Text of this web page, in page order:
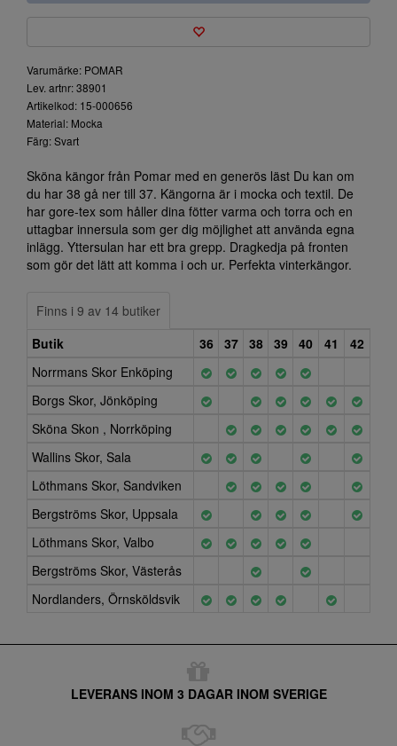
Varumärke: POMAR
Lev. artnr: 38901
Artikelkod: 15-000656
Material: Mocka
Färg: Svart
Sköna kängor från Pomar med en generös läst Du kan om
du har 38 gå ner till 37. Kängorna är i mocka och textil. De
har gore-tex som håller dina fötter varma och torra och en
uttagbar innersula som ger dig möjlighet att använda egna
inlägg. Yttersulan har ett bra grepp. Dragkedja på fronten
som gör det lätt att komma i och ur. Perfekta vinterkängor.
Finns i 9 av 14 butiker
Butik
36 37 38 39 40 41
42
Norrmans Skor Enköping
Borgs Skor, Jönköping
Sköna Skon , Norrköping
Wallins Skor, Sala
Löthmans Skor, Sandviken
Bergströms Skor, Uppsala
Löthmans Skor, Valbo
Bergströms Skor, Västerås
Nordlanders, Örnsköldsvik
LEVERANS INOM 3 DAGAR INOM SVERIGE